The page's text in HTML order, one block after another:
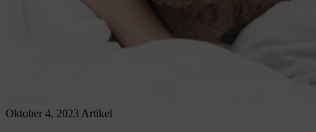
Oktober 4, 2023 Artikel